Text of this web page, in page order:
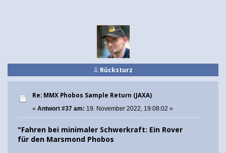
Rücksturz
Re: MMX Phobos Sample Return (JAXA)
« Antwort #37 am: 19. November 2022, 19:08:02 »
"Fahren bei minimaler Schwerkraft: Ein Rover
für den Marsmond Phobos